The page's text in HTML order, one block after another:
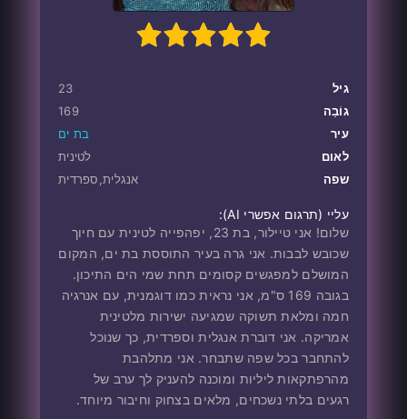
3 4 5
גיל
23
גוֹבַה
169
עיר
בת ים
לאום
לֹטינית
שפה
אנגלית,ספרדית
עליי ‎(תרגום אפשרי AI):
שלום! אני טיילור, בת 23, יפהפייה לטינית עם חיוך
שכובש לבבות. אני גרה בעיר התוססת בת ים, המקום
המושלם למפגשים קסומים תחת שמי הים התיכון.
בגובה 169 ס"מ, אני נראית כמו דוגמנית, עם אנרגיה
חמה ומלאת תשוקה שמגיעה ישירות מלטינית
אמריקה. אני דוברת אנגלית וספרדית, כך שנוכל
להתחבר בכל שפה שתבחר. אני מתלהבת
מהרפתקאות ליליות ומוכנה להעניק לך ערב של
רגעים בלתי נשכחים, מלאים בצחוק וחיבור מיוחד.